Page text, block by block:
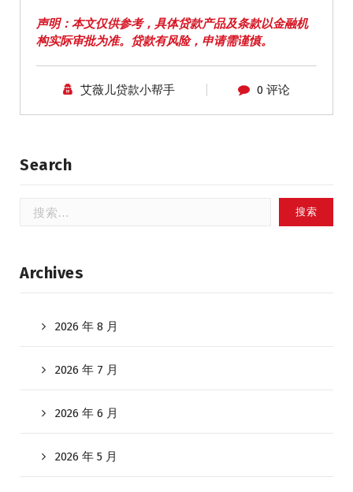
声明：本文仅供参考，具体贷款产品及条款以金融机
构实际审批为准。贷款有风险，申请需谨慎。
艾薇儿贷款小帮手 0 评论
Search
索：
Archives
2026 年 8 月
2026 年 7 月
2026 年 6 月
2026 年 5 月